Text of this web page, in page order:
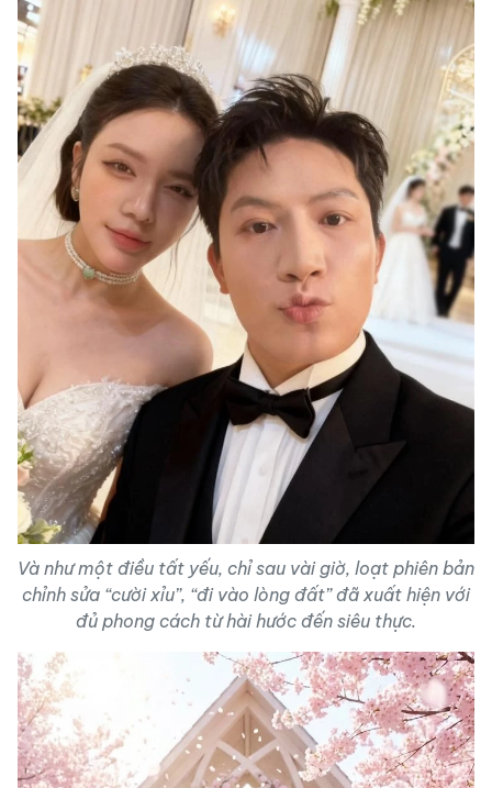
Và như một điều tất yếu, chỉ sau vài giờ, loạt phiên bản
chỉnh sửa “cười xỉu”, “đi vào lòng đất” đã xuất hiện với
đủ phong cách từ hài hước đến siêu thực.